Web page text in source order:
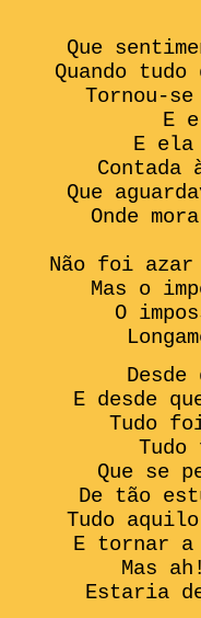
Que
Quando
Tornou-
E
E ela
Contada
Que
Onde
Não foi
Mas o
O
Desde
E desde
Tudo
Tudo
Que se
De tão
Tudo
E tornar a
Mas
Estaria